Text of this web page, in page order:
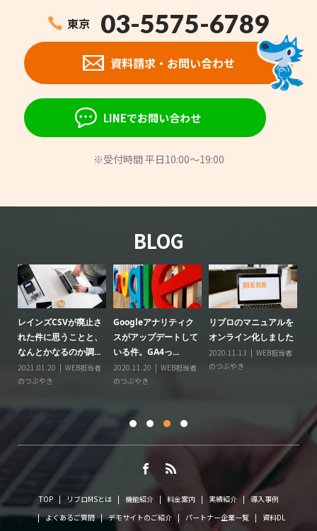
東京 03-5575-6789
資料請求・お問い合わせ
LINEでお問い合わせ
※受付時間 平日10:00～19:00
BLOG
レインズCSVが廃止さ
れた件に思うことと、
なんとかなるのか調...
2021.01.20
WEB担当者
のつぶやき
Googleアナリティク
スがアップデートして
いる件。GA4っ...
2020.11.20
WEB担当者
のつぶやき
リブロのマニュアルを
オンライン化しました
2020.11.13
WEB担当者
のつぶやき
TOP リブロMSとは 機能紹介 料金案内 実績紹介
導入事例
よくあるご質問
デモサイトのご紹介 パートナー企業一覧
資料DL